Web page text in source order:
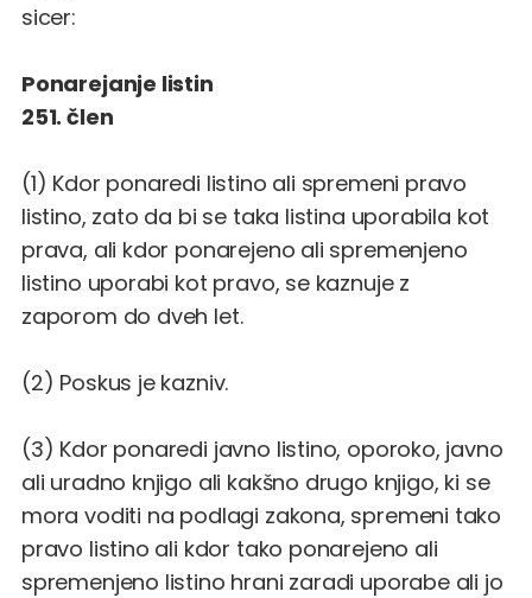
sicer:
Ponarejanje listin
251. člen
(1) Kdor ponaredi listino ali spremeni pravo
listino, zato da bi se taka listina uporabila kot
prava, ali kdor ponarejeno ali spremenjeno
listino uporabi kot pravo, se kaznuje z
zaporom do dveh let.
(2) Poskus je kazniv.
(3) Kdor ponaredi javno listino, oporoko, javno
ali uradno knjigo ali kakšno drugo knjigo, ki se
mora voditi na podlagi zakona, spremeni tako
pravo listino ali kdor tako ponarejeno ali
spremenjeno listino hrani zaradi uporabe ali jo